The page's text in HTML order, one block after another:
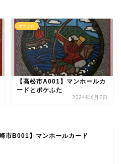
ポケふた
【高松市A001】マンホールカ
ードとポケふた
2024年6月7日
崎市B001】マンホールカード